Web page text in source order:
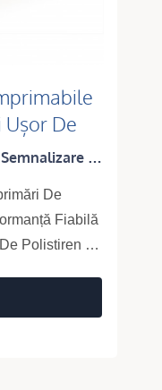
Ușor De
Și
De
Fiabilă
Polistiren De